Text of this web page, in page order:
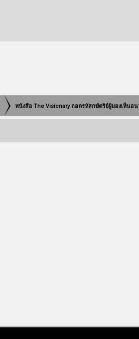
หนังสือ The Visionary ถอดรหัสกษัตริย์ผู้มองเห็นอ